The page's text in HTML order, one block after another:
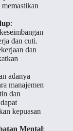
:
dan cuti.
dan
adanya
manajemen
dan
kepuasan
Mental: